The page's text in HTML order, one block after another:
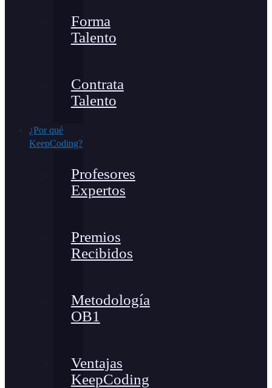
Forma
Talento
Contrata
Talento
¿Por qué
KeepCoding?
Profesores
Expertos
Premios
Recibidos
Metodología
OB1
Ventajas
KeepCoding